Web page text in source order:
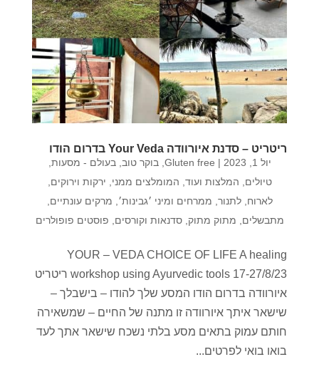
ריטריט – סדנת איורוודה Your Veda בדרום הודו
יול 1, 2023 |
Gluten free
,בוקר טוב,בעולם - מסעות,
טיולים, המלצות ועוד, המומלצים ממני, ירקות וירוקים,
לארוח,לתנור, ממרחים ומיני ׳גבינות׳, מרקים עונתיים,
מתבשלים, מתוק מתוק,סדנאות וקורסים, פוסטים פופולרים
YOUR – VEDA CHOICE OF LIFE A healing
workshop using Ayurvedic tools 17-27/8/23 ריטריט
איורוודה בדרום הודו המסע שלך להודו – בישבלך –
שישאר איתך איורוודה זו מתנה של החיים – שמשאירה
חותם עמוק בתאים מסע בלתי נשכח שישאר אתך לעד
בואו בואי לפרטים...